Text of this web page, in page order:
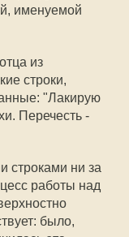
именуемой
из
строки,
"Лакирую
Перечесть -
строками ни за
работы над
было,